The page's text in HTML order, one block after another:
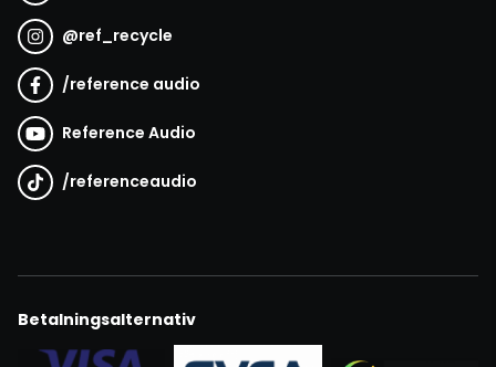
@ref_recycle
/reference audio
Reference Audio
/referenceaudio
Betalningsalternativ